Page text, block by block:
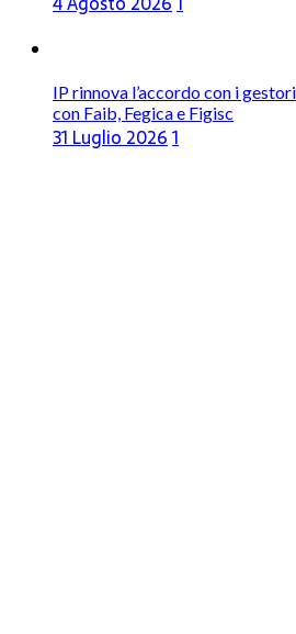
IP rinnova l’accordo con i
con Faib, Fegica e Figisc
31 Luglio 20261